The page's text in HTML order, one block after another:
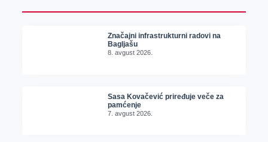
Značajni infrastrukturni radovi na
Bagljašu
8. avgust 2026.
Sasa Kovačević priređuje veče za
pamćenje
7. avgust 2026.